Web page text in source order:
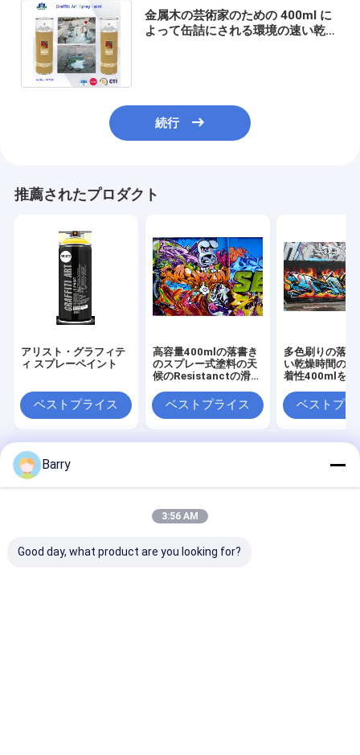
金属木の芸術家のための 400ml に
よって缶詰にされる環境の速い乾燥
続行
推薦されたプロダクト
アリスト・グラフィテ
ィ スプレーペイント
ベストプライス
高容量400mlの落書き
のスプレー式塗料の天
候のResistanctの滑ら
ベストプライス
多色刷りの落書
い乾燥時間の中
着性400mlをス
ベストプラ
生地のスプレー式塗料中国工場.Copyright © 2026 Aristo
Industries Corporation Limited. All Rights Reserved.
Barry
3:56 AM
Good day, what product are you looking for?